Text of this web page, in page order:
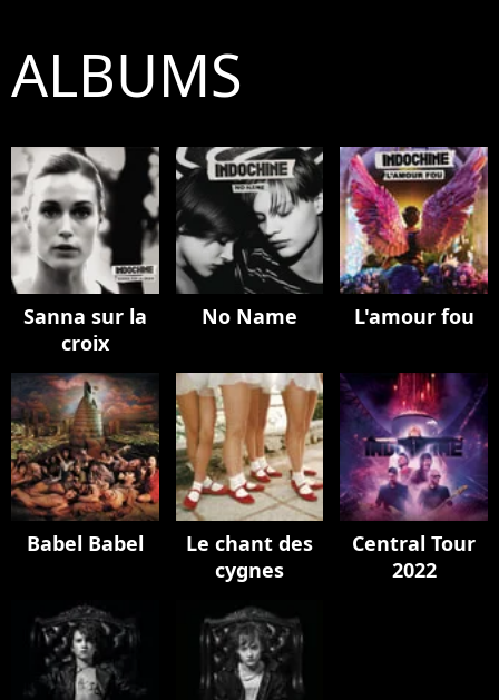
ALBUMS
Sanna sur la
croix
No Name L'amour fou
Babel Babel
Le chant des
cygnes
Central Tour
2022